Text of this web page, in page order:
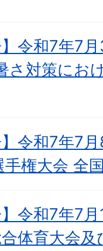
】令和7年7
さ対策にお
】令和7年7
権大会 全
】令和7年7
体育大会